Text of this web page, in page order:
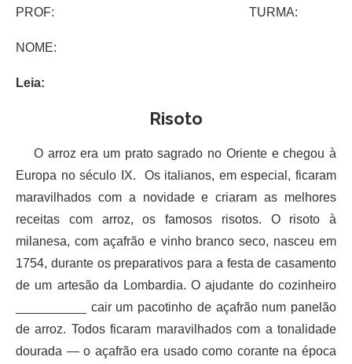
PROF: TURMA:
NOME:
Leia:
Risoto
O arroz era um prato sagrado no Oriente e chegou à
Europa no século IX. Os italianos, em especial, ficaram
maravilhados com a novidade e criaram as melhores
receitas com arroz, os famosos risotos. O risoto à
milanesa, com açafrão e vinho branco seco, nasceu em
1754, durante os preparativos para a festa de casamento
de um artesão da Lombardia. O ajudante do cozinheiro
__________ cair um pacotinho de açafrão num panelão
de arroz. Todos ficaram maravilhados com a tonalidade
dourada — o açafrão era usado como corante na época